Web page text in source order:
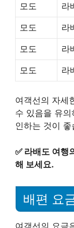
모도 라
모도 라
모도 라
모도 라
여객선의 자세
수 있음을 유
인하는 것이 좋
✅ 라배도 여행
해 보세요.
배편 요
여객선의 요금